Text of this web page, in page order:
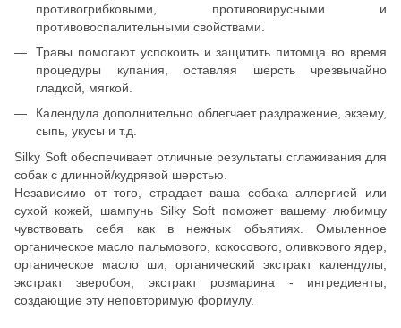
противогрибковыми, противовирусными и
противовоспалительными свойствами.
Травы помогают успокоить и защитить питомца во время
процедуры купания, оставляя шерсть чрезвычайно
гладкой, мягкой.
Календула дополнительно облегчает раздражение, экзему,
сыпь, укусы и т.д.
Silky Soft обеспечивает отличные результаты сглаживания для
собак с длинной/кудрявой шерстью.
Независимо от того, страдает ваша собака аллергией или
сухой кожей, шампунь Silky Soft поможет вашему любимцу
чувствовать себя как в нежных объятиях. Омыленное
органическое масло пальмового, кокосового, оливкового ядер,
органическое масло ши, органический экстракт календулы,
экстракт зверобоя, экстракт розмарина - ингредиенты,
создающие эту неповторимую формулу.